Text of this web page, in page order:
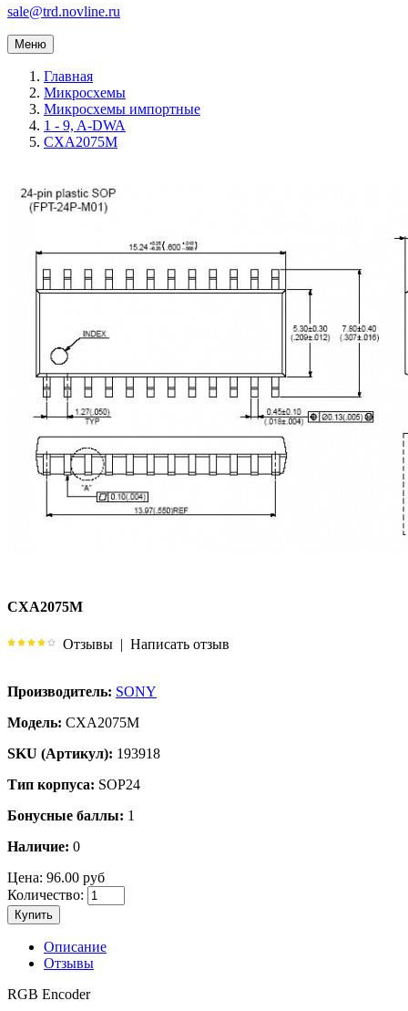
sale@trd.novline.ru
Меню
Главная
Микросхемы
Микросхемы импортные
1 - 9, A-DWA
CXA2075M
CXA2075M
Отзывы | Написать отзыв
Производитель: SONY
Модель: CXA2075M
SKU (Артикул): 193918
Тип корпуса: SOP24
Бонусные баллы: 1
Наличие: 0
Цена: 96.00 руб
Количество:
Купить
Описание
Отзывы
RGB Encoder